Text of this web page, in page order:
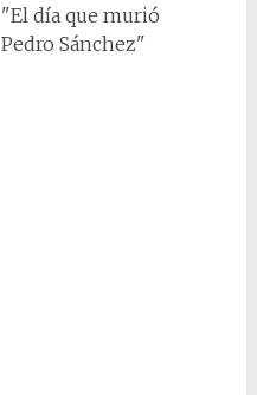
"El día que murió
Pedro Sánchez"